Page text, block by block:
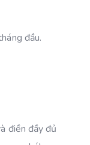
đầu.
điền đầy đủ